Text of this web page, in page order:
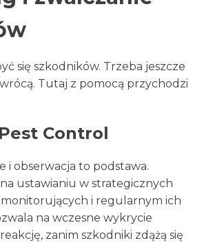
się szkodników. Trzeba jeszcze
Tutaj z pomocą przychodzi
Control
i obserwacja to podstawa.
ustawianiu w strategicznych
monitorujących i regularnym ich
na wczesne wykrycie
zanim szkodniki zdążą się